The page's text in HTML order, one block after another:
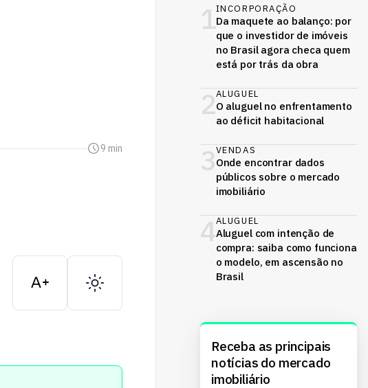
9 min
1INCORPORAÇÃO
Da maquete ao balanço: por
que o investidor de imóveis
no Brasil agora checa quem
está por trás da obra
2ALUGUEL
O aluguel no enfrentamento
ao déficit habitacional
3VENDAS
Onde encontrar dados
públicos sobre o mercado
imobiliário
4ALUGUEL
Aluguel com intenção de
compra: saiba como funciona
o modelo, em ascensão no
Brasil
Receba as principais
notícias do mercado
imobiliário